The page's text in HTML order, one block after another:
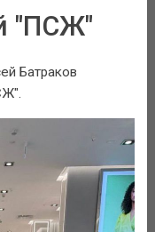
"ПСЖ"
Батраков